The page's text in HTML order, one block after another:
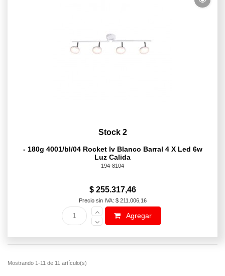
Stock 2
- 180g 4001/bl/04 Rocket Iv Blanco Barral 4 X Led 6w
Luz Calida
194-8104
$ 255.317,46
Precio sin IVA: $ 211.006,16
Agregar